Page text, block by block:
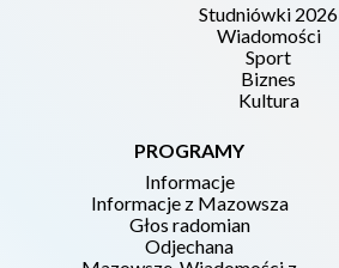
Studniówki 2026
Wiadomości
Sport
Biznes
Kultura
PROGRAMY
Informacje
Informacje z Mazowsza
Głos radomian
Odjechana